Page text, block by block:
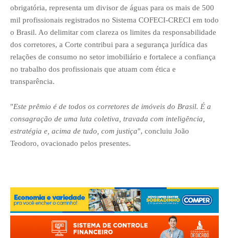
obrigatória, representa um divisor de águas para os mais de 500
mil profissionais registrados no Sistema COFECI-CRECI em todo
o Brasil. Ao delimitar com clareza os limites da responsabilidade
dos corretores, a Corte contribui para a segurança jurídica das
relações de consumo no setor imobiliário e fortalece a confiança
no trabalho dos profissionais que atuam com ética e
transparência.
"Este prêmio é de todos os corretores de imóveis do Brasil. É a
consagração de uma luta coletiva, travada com inteligência,
estratégia e, acima de tudo, com justiça", concluiu João
Teodoro, ovacionado pelos presentes.